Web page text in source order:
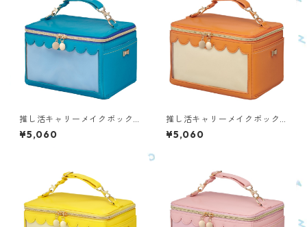
推し活キャリーメイクボック
ス カラーモデル ブルー O
MS-BL1
¥5,060
推し活キャリーメイクボック
ス カラーモデル オレン
ジ OMS-OR1
¥5,060